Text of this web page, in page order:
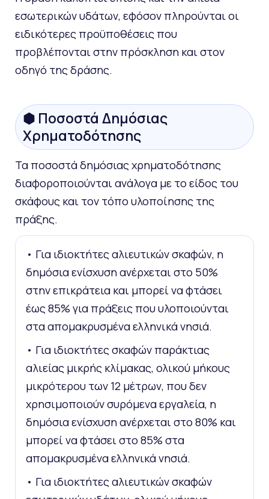
εσωτερικών υδάτων, εφόσον πληρούνται οι
ειδικότερες προϋποθέσεις που
προβλέπονται στην πρόσκληση και στον
οδηγό της δράσης.
⬢ Ποσοστά Δημόσιας
Χρηματοδότησης
Τα ποσοστά δημόσιας χρηματοδότησης
διαφοροποιούνται ανάλογα με το είδος του
σκάφους και τον τόπο υλοποίησης της
πράξης.
• Για ιδιοκτήτες αλιευτικών σκαφών, η
δημόσια ενίσχυση ανέρχεται στο 50%
στην επικράτεια και μπορεί να φτάσει
έως 85% για πράξεις που υλοποιούνται
στα απομακρυσμένα ελληνικά νησιά.
• Για ιδιοκτήτες σκαφών παράκτιας
αλιείας μικρής κλίμακας, ολικού μήκους
μικρότερου των 12 μέτρων, που δεν
χρησιμοποιούν συρόμενα εργαλεία, η
δημόσια ενίσχυση ανέρχεται στο 80% και
μπορεί να φτάσει στο 85% στα
απομακρυσμένα ελληνικά νησιά.
• Για ιδιοκτήτες αλιευτικών σκαφών